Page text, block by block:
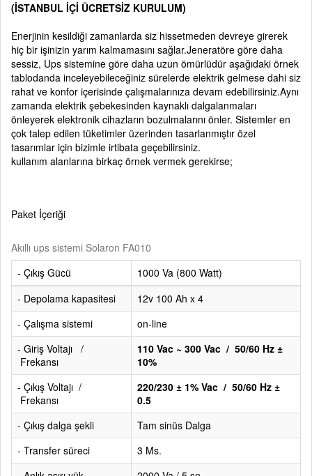
(İSTANBUL İÇİ ÜCRETSİZ KURULUM)
Enerjinin kesildiği zamanlarda siz hissetmeden devreye girerek
hiç bir işinizin yarım kalmamasını sağlar.Jeneratöre göre daha
sessiz, Ups sistemine göre daha uzun ömürlüdür aşağıdaki örnek
tablodanda inceleyebileceğiniz sürelerde elektrik gelmese dahi siz
rahat ve konfor içerisinde çalışmalarınıza devam edebilirsiniz.Aynı
zamanda elektrik şebekesinden kaynaklı dalgalanmaları
önleyerek elektronik cihazların bozulmalarını önler. Sistemler en
çok talep edilen tüketimler üzerinden tasarlanmıştır özel
tasarımlar için bizimle irtibata geçebilirsiniz.
kullanım alanlarına birkaç örnek vermek gerekirse;
Paket İçeriği
Akıllı ups sistemi Solaron FA010
- Çıkış Gücü
1000 Va (800 Watt)
- Depolama kapasitesi
12v 100 Ah x 4
- Çalışma sistemi
on-line
- Giriş Voltajı /
Frekansı
110 Vac ~ 300 Vac / 50/60 Hz ±
10%
- Çıkış Voltajı /
Frekansı
220/230 ± 1% Vac / 50/60 Hz ±
0.5
- Çıkış dalga şekli
Tam sinüs Dalga
- Transfer süreci
3 Ms.